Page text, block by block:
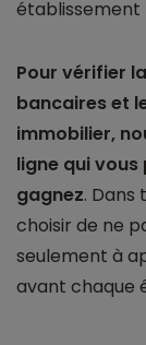
établissement
Pour vérifier
bancaires et
immobilier,
ligne qui
gagnez. Dans
choisir de ne
seulement à
avant chaque